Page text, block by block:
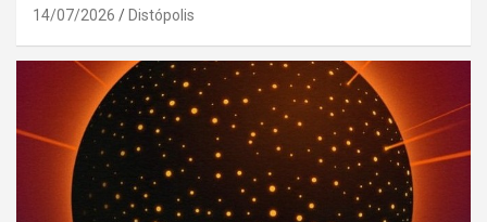
14/07/2026 Distópolis